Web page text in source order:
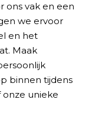
ons vak en een
we ervoor
en het
Maak
binnen tijdens
unieke